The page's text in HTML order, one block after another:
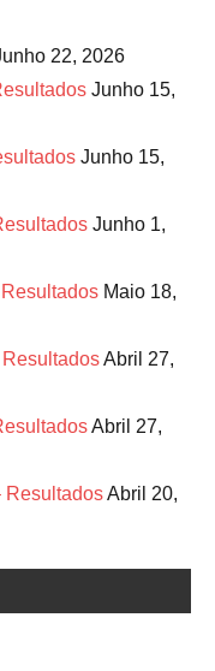
22, 2026
Junho 15,
Junho 15,
Junho 1,
Maio 18,
Abril 27,
Abril 27,
ResultadosAbril 20,